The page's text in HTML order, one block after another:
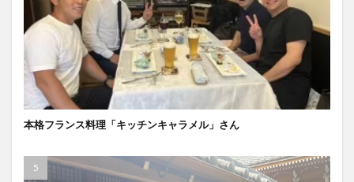
本格フランス料理「キッチンキャラメル」さん